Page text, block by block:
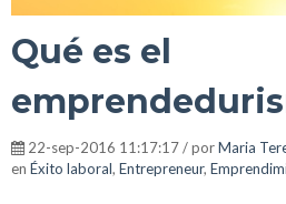
Qué es el
22-sep-2016 11:17:17 / porMaria
en Éxito laboral, Entrepreneur,